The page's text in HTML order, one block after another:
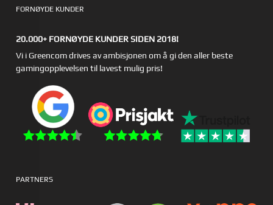
FORNØYDE KUNDER
20.000+ FORNØYDE KUNDER SIDEN 2018!
Vi i Greencom drives av ambisjonen om å gi den aller beste
gamingopplevelsen til lavest mulig pris!
PARTNERS